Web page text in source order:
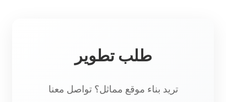
طلب تطوير
تريد بناء موقع مماثل؟ تواصل معنا